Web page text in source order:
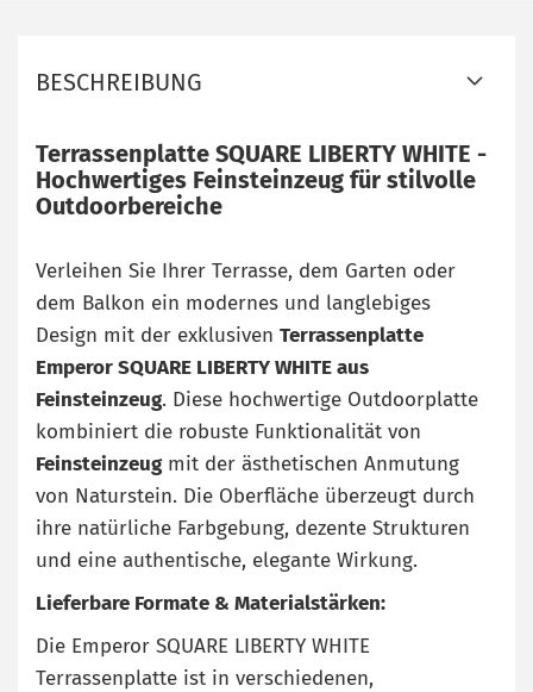
BESCHREIBUNG
Terrassenplatte SQUARE LIBERTY WHITE -
Hochwertiges Feinsteinzeug für stilvolle
Outdoorbereiche
Verleihen Sie Ihrer Terrasse, dem Garten oder
dem Balkon ein modernes und langlebiges
Design mit der exklusiven Terrassenplatte
Emperor SQUARE LIBERTY WHITE aus
Feinsteinzeug. Diese hochwertige Outdoorplatte
kombiniert die robuste Funktionalität von
Feinsteinzeugmit der ästhetischen Anmutung
von Naturstein. Die Oberfläche überzeugt durch
ihre natürliche Farbgebung, dezente Strukturen
und eine authentische, elegante Wirkung.
Lieferbare Formate & Materialstärken:
Die Emperor SQUARE LIBERTY WHITE
Terrassenplatte ist in verschiedenen,